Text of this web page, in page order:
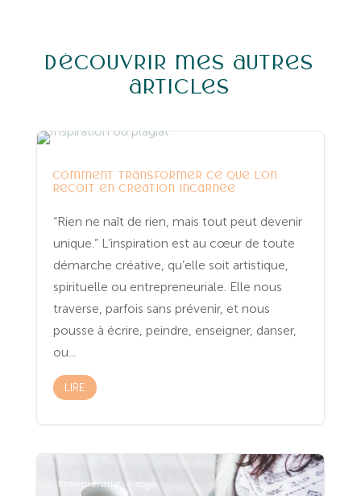
Découvrir mes autres
articles
comment transformer ce que l’on
reçoit en création incarnée
“Rien ne naît de rien, mais tout peut devenir
unique.” L’inspiration est au cœur de toute
démarche créative, qu’elle soit artistique,
spirituelle ou entrepreneuriale. Elle nous
traverse, parfois sans prévenir, et nous
pousse à écrire, peindre, enseigner, danser,
ou...
LIRE
Entreprenariat Yoga